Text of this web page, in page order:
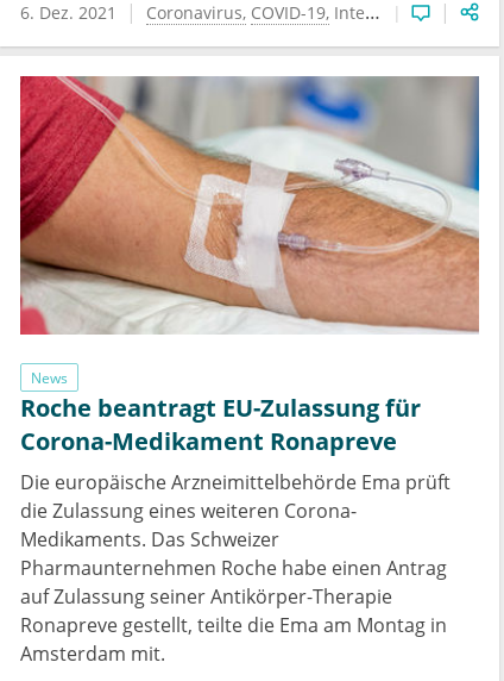
6. Dez. 2021 Coronavirus COVID-19 Intensivmedizin
News
Roche beantragt EU-Zulassung für
Corona-Medikament Ronapreve
Die europäische Arzneimittelbehörde Ema prüft
die Zulassung eines weiteren Corona-
Medikaments. Das Schweizer
Pharmaunternehmen Roche habe einen Antrag
auf Zulassung seiner Antikörper-Therapie
Ronapreve gestellt, teilte die Ema am Montag in
Amsterdam mit.